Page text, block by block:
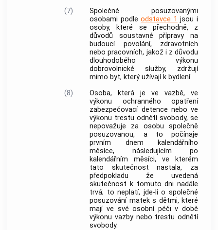
(7)
Společně posuzovanými
osobami podleodstavce 1 jsou i
osoby, které se přechodně, z
důvodů soustavné přípravy na
budoucí povolání, zdravotních
nebo pracovních, jakož i z důvodu
dlouhodobého výkonu
dobrovolnické služby, zdržují
mimo byt, který užívají k bydlení.
(8)
Osoba, která je ve vazbě, ve
výkonu ochranného opatření
zabezpečovací detence nebo ve
výkonu trestu odnětí svobody, se
nepovažuje za osobu společně
posuzovanou, a to počínaje
prvním dnem kalendářního
měsíce, následujícím po
kalendářním měsíci, ve kterém
tato skutečnost nastala, za
předpokladu že uvedená
skutečnost k tomuto dni nadále
trvá; to neplatí, jde-li o společné
posuzování matek s dětmi, které
mají ve své osobní péči v době
výkonu vazby nebo trestu odnětí
svobody.